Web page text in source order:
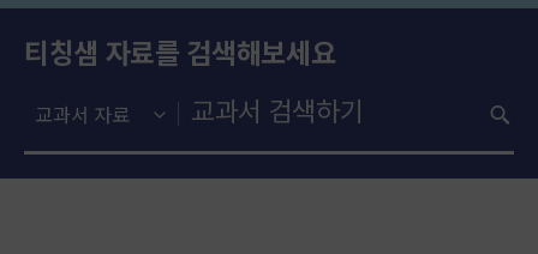
티칭샘 자료를 검색해보세요